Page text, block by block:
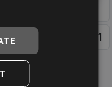
Pagina 1
-